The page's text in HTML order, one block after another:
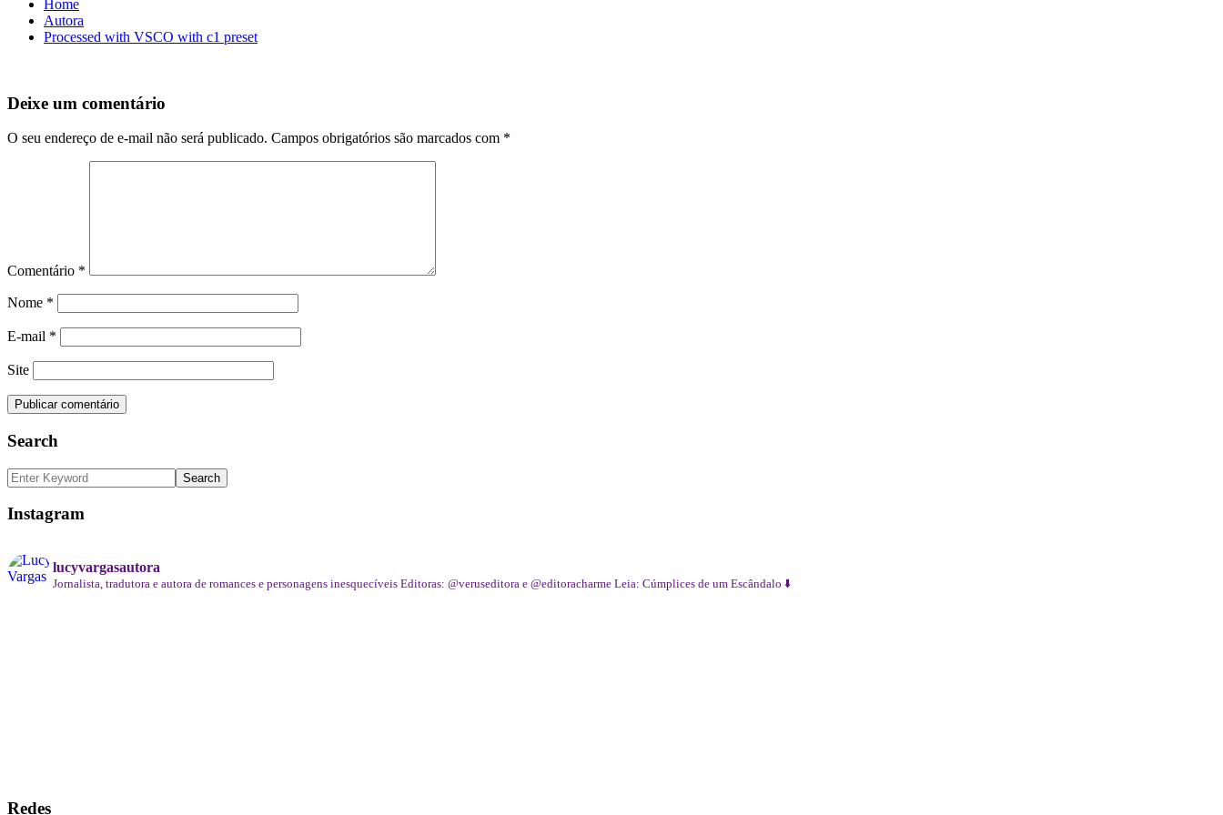
Home
Autora
Processed with VSCO with c1 preset
Deixe um comentário
O seu endereço de e-mail não será publicado. Campos obrigatórios são marcados com *
Comentário *
Nome *
E-mail *
Site
Search
Instagram
lucyvargasautora
Jornalista, tradutora e autora de romances e personagens inesquecíveis Editoras: @veruseditora e @editoracharme Leia: Cúmplices de um Escândalo ⬇️
Redes